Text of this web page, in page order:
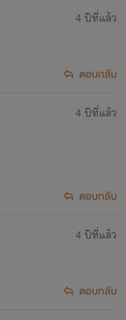
4 ปีที่แล้ว
ตอบกลับ
4 ปีที่แล้ว
ตอบกลับ
4 ปีที่แล้ว
ตอบกลับ